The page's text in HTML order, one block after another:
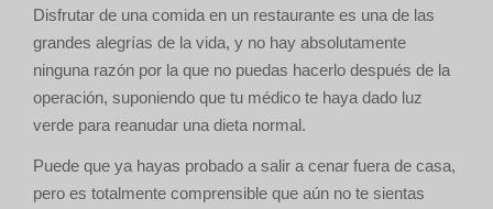
Disfrutar de una comida en un restaurante es una de las
grandes alegrías de la vida, y no hay absolutamente
ninguna razón por la que no puedas hacerlo después de la
operación, suponiendo que tu médico te haya dado luz
verde para reanudar una dieta normal.
Puede que ya hayas probado a salir a cenar fuera de casa,
pero es totalmente comprensible que aún no te sientas